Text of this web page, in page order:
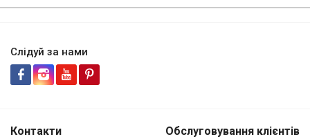
Слідуй за нами
Контакти Обслуговування клієнтів